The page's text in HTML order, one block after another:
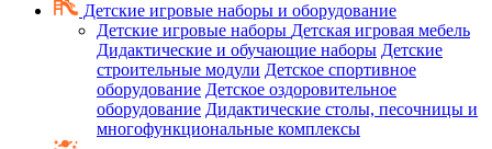
Детские игровые наборы и оборудование
Детские игровые наборы Детская игровая мебель
Дидактические и обучающие наборы Детские
строительные модули Детское спортивное
оборудование Детское оздоровительное
оборудование Дидактические столы, песочницы и
многофункциональные комплексы